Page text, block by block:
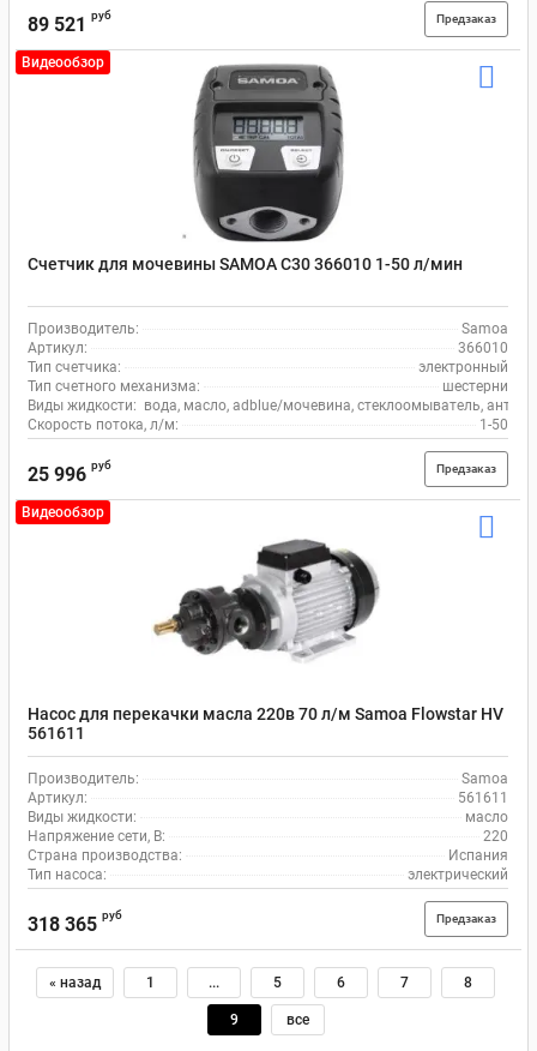
89 521 руб Предзаказ
Видеообзор
Счетчик для мочевины SAMOA С30 366010 1-50 л/мин
Производитель:
Samoa
Артикул:
366010
Тип счетчика:
электронный
Тип счетного механизма:
шестерни
Виды жидкости: вода, масло, adblue/мочевина, стеклоомыватель,
Скорость потока, л/м:
1-50
25 996 руб Предзаказ
Видеообзор
Насос для перекачки масла 220в 70 л/м Samoa Flowstar HV
561611
Производитель:
Samoa
Артикул:
561611
Виды жидкости:
масло
Напряжение сети, В:
220
Страна производства:
Испания
Тип насоса:
электрический
318 365 руб Предзаказ
« назад 1 ... 5 6 7 8
9 все